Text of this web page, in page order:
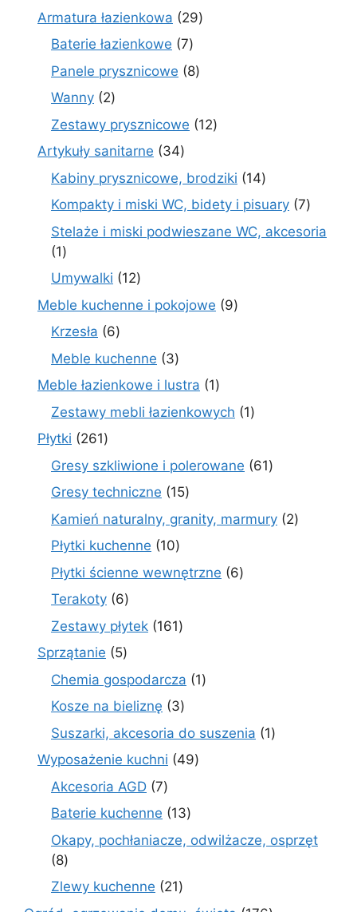
Armatura łazienkowa 2929
Baterie łazienkowe 77
produktów
Panele prysznicowe 88
Wanny 22
produkty
Zestawy prysznicowe 1212
Artykuły sanitarne 3434
produkty
Kabiny prysznicowe, brodziki 1414
produktów
Kompakty i miski WC, bidety i pisuary 77
Stelaże i miski podwieszane WC, akcesoria
11
produkt
Umywalki 1212
produktów
Meble kuchenne i pokojowe 99
Krzesła 66
produktów
Meble kuchenne 33
produkty
Meble łazienkowe i lustra 11
produkt
Zestawy mebli łazienkowych 11
Płytki 261261
produktów
Gresy szkliwione i polerowane 6161
Gresy techniczne 1515
produktów
Kamień naturalny, granity, marmury 22
Płytki kuchenne 1010
produktów
Płytki ścienne wewnętrzne 66
Terakoty 66
produktów
Zestawy płytek 161161
Sprzątanie 55
produktów
Chemia gospodarcza 11
Kosze na bieliznę 33
produkty
Suszarki, akcesoria do suszenia 11
Wyposażenie kuchni 4949
Akcesoria AGD 77
produktów
Baterie kuchenne 1313
produktów
Okapy, pochłaniacze, odwilżacze, osprzęt
88
produktów
Zlewy kuchenne 2121
produktów